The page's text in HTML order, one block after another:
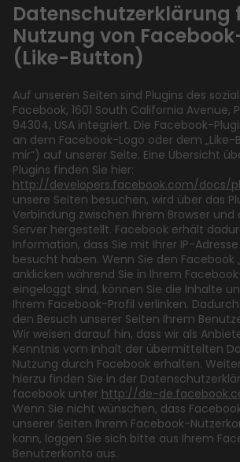
Datenschutzerklärung
Nutzung von
(Like-Button)
Auf unseren Seiten sind Plugins des
Facebook, 1601 South California Avenue,
94304, USA integriert. Die Facebook-
an dem Facebook-Logo oder dem „Like-
mir“) auf unserer Seite. Eine Übersicht
Plugins finden Sie hier:
http://developers.facebook.com/docs/
unsere Seiten besuchen, wird über das
Verbindung zwischen Ihrem Browser
Server hergestellt. Facebook erhält
Information, dass Sie mit Ihrer IP-
besucht haben. Wenn Sie den Facebook
anklicken während Sie in Ihrem
eingeloggt sind, können Sie die Inhalte
Ihrem Facebook-Profil verlinken.
den Besuch unserer Seiten Ihrem
Wir weisen darauf hin, dass wir als
Kenntnis vom Inhalt der übermittelten
Nutzung durch Facebook erhalten.
hierzu finden Sie in der
facebook unter http://de-
Wenn Sie nicht wünschen, dass
unserer Seiten Ihrem Facebook-
kann, loggen Sie sich bitte aus Ihrem
Benutzerkonto aus.